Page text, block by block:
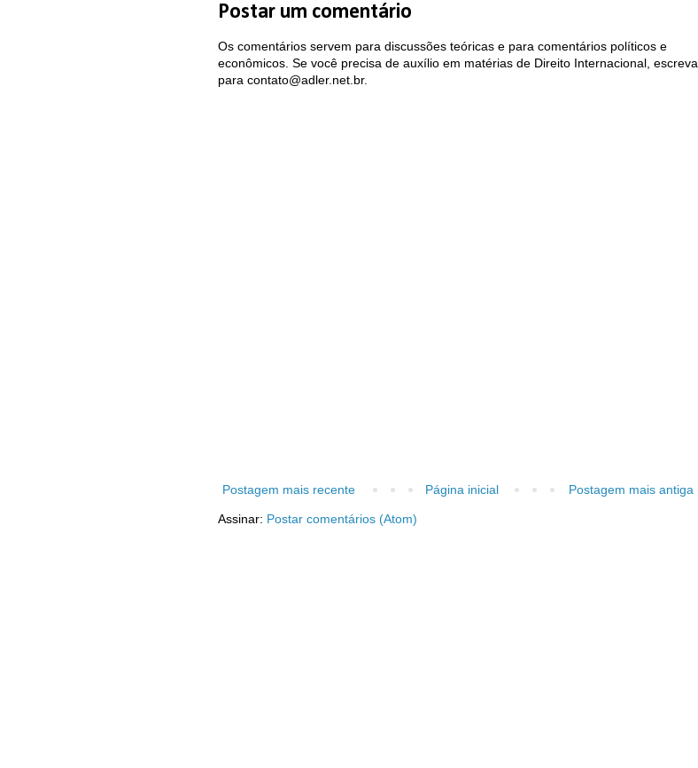
Postar um comentário
Os comentários servem para discussões teóricas e para comentários políticos e
econômicos. Se você precisa de auxílio em matérias de Direito Internacional, escreva
para contato@adler.net.br.
Postagem mais recente Postagem mais antiga
Página inicial
Assinar: Postar comentários (Atom)